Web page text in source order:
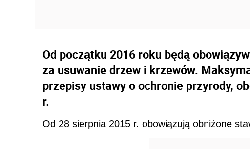
Od początku 2016 roku będą
za usuwanie drzew i krzewów.
przepisy ustawy o ochronie przyrody,
r.
Od 28 sierpnia 2015 r. obowiązują obniżone